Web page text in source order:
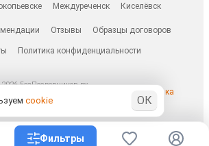
Междуреченск Киселёвск
Отзывы Образцы договоров
Политика конфиденциальности
БезПосредников.ру
/ besposrednika.ru
Фильтры
cookie ОК